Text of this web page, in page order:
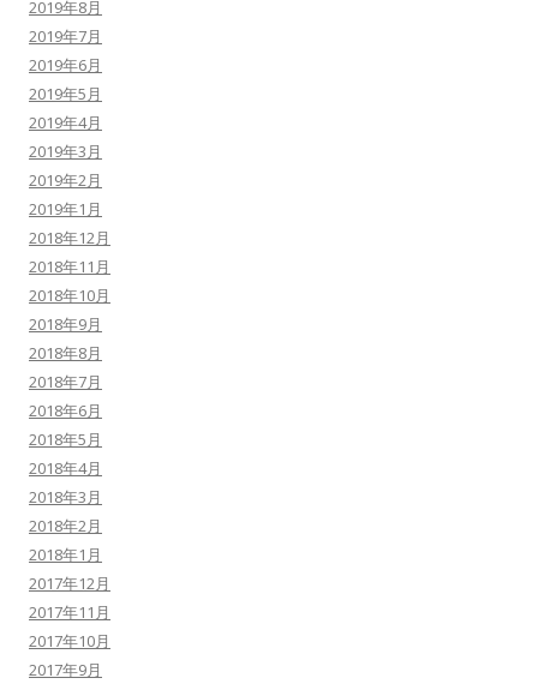
2019年8月
2019年7月
2019年6月
2019年5月
2019年4月
2019年3月
2019年2月
2019年1月
2018年12月
2018年11月
2018年10月
2018年9月
2018年8月
2018年7月
2018年6月
2018年5月
2018年4月
2018年3月
2018年2月
2018年1月
2017年12月
2017年11月
2017年10月
2017年9月